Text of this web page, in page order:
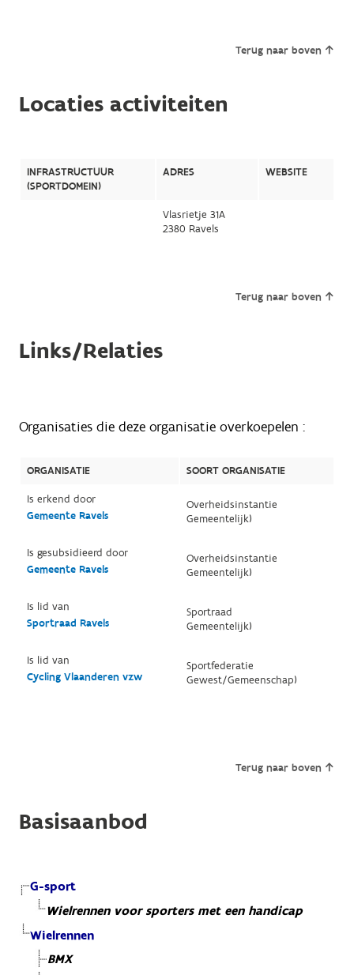
Terug naar boven
Locaties activiteiten
INFRASTRUCTUUR
(SPORTDOMEIN)
ADRES WEBSITE
Vlasrietje 31A
2380 Ravels
Terug naar boven
Links/Relaties
Organisaties die deze organisatie overkoepelen :
ORGANISATIE
SOORT ORGANISATIE
Is erkend door
Gemeente Ravels
Overheidsinstantie
Gemeentelijk)
Is gesubsidieerd door
Gemeente Ravels
Overheidsinstantie
Gemeentelijk)
Is lid van
Sportraad Ravels
Sportraad
Gemeentelijk)
Is lid van
Cycling Vlaanderen vzw
Sportfederatie
Gewest/Gemeenschap)
Terug naar boven
Basisaanbod
G-sport
Wielrennen voor sporters met een handicap
Wielrennen
BMX